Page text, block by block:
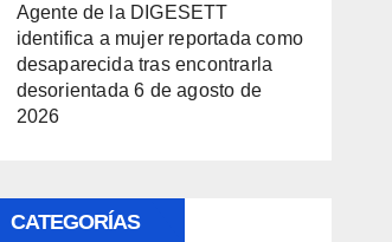
Agente de la DIGESETT
identifica a mujer reportada como
desaparecida tras encontrarla
desorientada 6 de agosto de
2026
CATEGORÍAS